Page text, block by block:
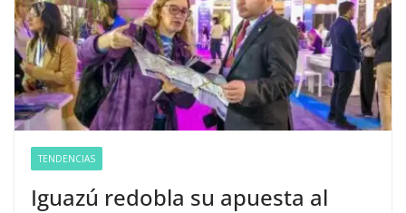
TENDENCIAS
Iguazú redobla su apuesta al